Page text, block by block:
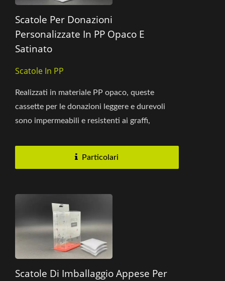
Scatole Per Donazioni
Personalizzate In PP Opaco E
Satinato
Scatole In PP
Realizzati in materiale PP opaco, queste
cassette per le donazioni leggere e durevoli
sono impermeabili e resistenti ai graffi,
Particolari
Scatole Di Imballaggio Appese Per